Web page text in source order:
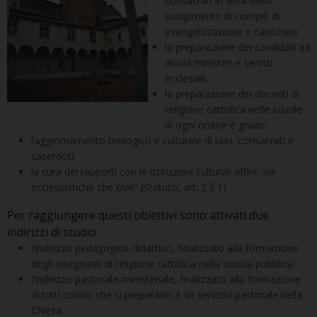
svolgimento di compiti di
evangelizzazione e catechesi;
la preparazione dei candidati ad
alcuni ministeri e servizi
ecclesiali;
la preparazione dei docenti di
religione cattolica nelle scuole
di ogni ordine e grado;
l’aggiornamento teologico e culturale di laici, consacrati e
sacerdoti;
la cura dei rapporti con le istituzioni culturali affini, sia
ecclesiastiche che civili” (Statuto, art. 2 § 1).
Per raggiungere questi obiettivi sono attivati due
indirizzi di studio:
l’indirizzo pedagogico-didattico, finalizzato alla formazione
degli insegnanti di religione cattolica nella scuola pubblica;
l’indirizzo pastorale-ministeriale, finalizzato alla formazione
di tutti coloro che si preparano a un servizio pastorale nella
Chiesa.